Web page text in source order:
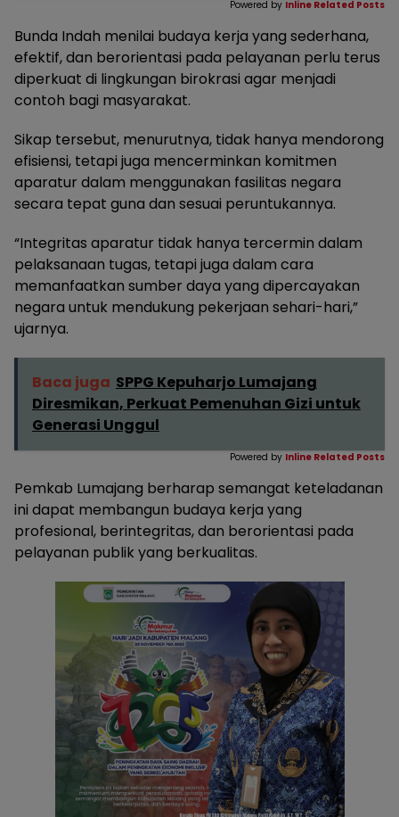
Powered by Inline Related Posts
Bunda Indah menilai budaya kerja yang sederhana,
efektif, dan berorientasi pada pelayanan perlu terus
diperkuat di lingkungan birokrasi agar menjadi
contoh bagi masyarakat.
Sikap tersebut, menurutnya, tidak hanya mendorong
efisiensi, tetapi juga mencerminkan komitmen
aparatur dalam menggunakan fasilitas negara
secara tepat guna dan sesuai peruntukannya.
“Integritas aparatur tidak hanya tercermin dalam
pelaksanaan tugas, tetapi juga dalam cara
memanfaatkan sumber daya yang dipercayakan
negara untuk mendukung pekerjaan sehari-hari,”
ujarnya.
Baca juga SPPG Kepuharjo Lumajang
Diresmikan, Perkuat Pemenuhan Gizi untuk
Generasi Unggul
Powered by Inline Related Posts
Pemkab Lumajang berharap semangat keteladanan
ini dapat membangun budaya kerja yang
profesional, berintegritas, dan berorientasi pada
pelayanan publik yang berkualitas.